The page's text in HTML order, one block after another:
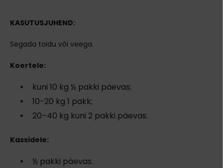
KASUTUSJUHEND:
Segada toidu või veega.
Koertele:
kuni 10 kg ½ pakki päevas;
10-20 kg 1 pakk;
20–40 kg kuni 2 pakki päevas.
Kassidele:
½ pakki päevas.